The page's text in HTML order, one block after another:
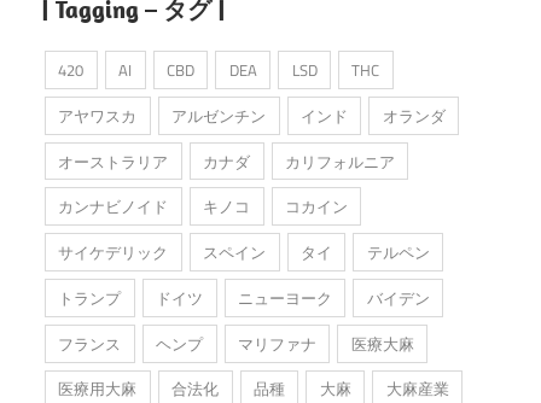
| Tagging – タグ |
420 AI CBD DEA LSD
THC
アヤワスカ
アルゼンチン インド
オランダ
オーストラリア
カナダ
カリフォルニア
カンナビノイド
キノコ
コカイン
サイケデリック
スペイン タイ
テルペン
トランプ
ドイツ ニューヨーク
バイデン
フランス
ヘンプ マリファナ
医療大麻
医療用大麻
合法化 品種 大麻
大麻産業